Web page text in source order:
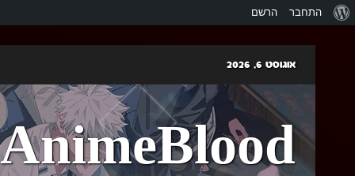
אודות
התחבר הרשם
content
אוגוסט 6, 2026
AnimeBlood